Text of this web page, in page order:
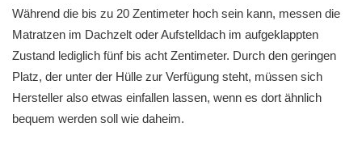
Während die bis zu 20 Zentimeter hoch sein kann, messen die
Matratzen im Dachzelt oder Aufstelldach im aufgeklappten
Zustand lediglich fünf bis acht Zentimeter. Durch den geringen
Platz, der unter der Hülle zur Verfügung steht, müssen sich
Hersteller also etwas einfallen lassen, wenn es dort ähnlich
bequem werden soll wie daheim.